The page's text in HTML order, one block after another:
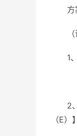
1
2
（E